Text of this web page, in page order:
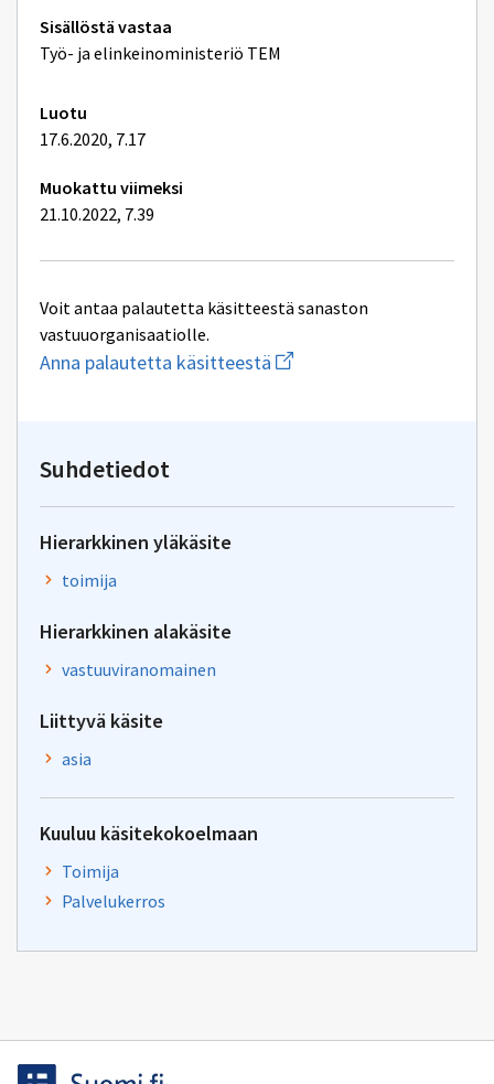
Tekniset
lisätiedot
Sisällöstä vastaa
Työ- ja elinkeinoministeriö TEM
Luotu
17.6.2020, 7.17
Muokattu viimeksi
21.10.2022, 7.39
Voit antaa palautetta käsitteestä sanaston
vastuuorganisaatiolle.
Anna palautetta käsitteestä Aloita
uuden
Suhdetiedot
Hierarkkinen yläkäsite
toimija
Hierarkkinen alakäsite
vastuuviranomainen
Liittyvä käsite
asia
Kuuluu käsitekokoelmaan
Toimija
Palvelukerros